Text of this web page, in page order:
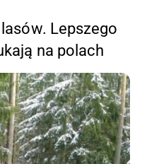
Lepszego
na polach